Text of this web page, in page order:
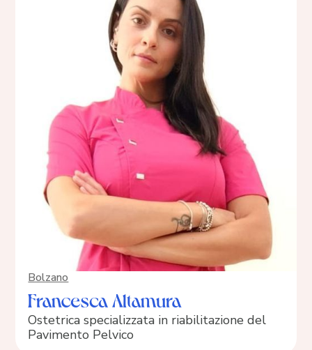
Bolzano
Francesca Altamura
Ostetrica specializzata in riabilitazione del
Pavimento Pelvico